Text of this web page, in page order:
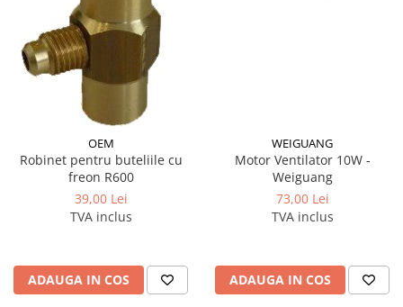
OEM
Robinet pentru buteliile cu
freon R600
39,00 Lei
TVA inclus
ADAUGA IN COS
WEIGUANG
Motor Ventilator 10W -
Weiguang
73,00 Lei
TVA inclus
ADAUGA IN COS